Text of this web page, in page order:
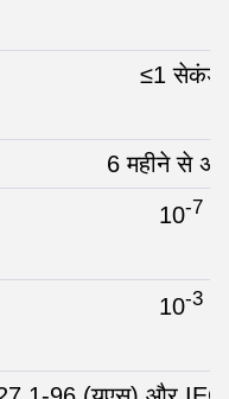
≤1 सेकंड
6 महीने से
10-7
10-3